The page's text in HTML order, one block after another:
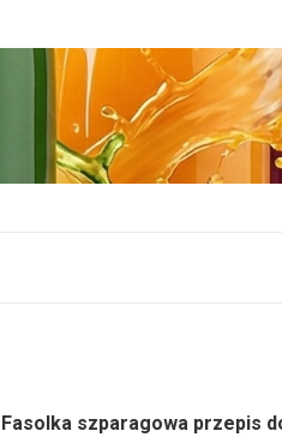
Fasolka szparagowa przepis